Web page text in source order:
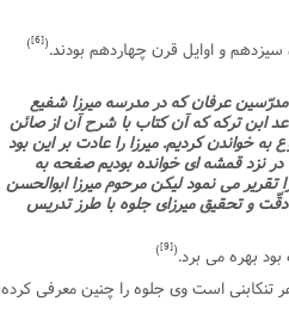
و اوایل قرن چهاردهم بودند.(
[6]
)
به سال (306 هـ . ق.) از صنادید و مدرّسین عرفان که در مدرسه میرزا شفیع
ابن ترکه که آن کتاب با شرح آن از صائن
خواندن کردیم. میرزا را عادت بر این بود
نزد قمشه اى خوانده بودیم صفحه به
مى نمود لیکن مرحوم میرزا ابوالحسن
و تحقیق میرزاى جلوه با طرز تدریس
بهره مى برد.(
[9]
)
تنکابنى است وى جلوه را چنین معرفى کرده